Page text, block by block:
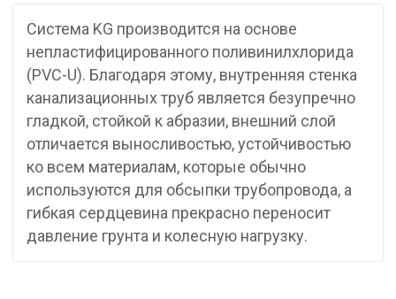
Система KG производится на основе
непластифицированного поливинилхлорида
(PVC-U). Благодаря этому, внутренняя стенка
канализационных труб является безупречно
гладкой, стойкой к абразии, внешний слой
отличается выносливостью, устойчивостью
ко всем материалам, которые обычно
используются для обсыпки трубопровода, а
гибкая сердцевина прекрасно переносит
давление грунта и колесную нагрузку.